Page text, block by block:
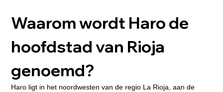
Waarom wordt Haro de
hoofdstad van Rioja
genoemd?
Haro ligt in het noordwesten van de regio La Rioja, aan de